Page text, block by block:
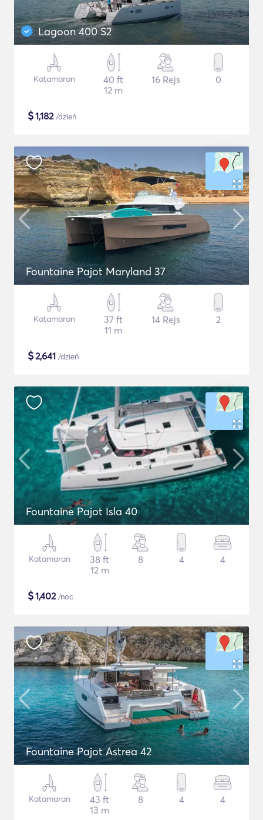
Lagoon 400 S2
Katamaran
40 ft
12 m
16 Rejs 0
$1,182/dzień
Fountaine Pajot Maryland 37
Katamaran
37 ft
11 m
14 Rejs 2
$2,641 /dzień
Fountaine Pajot Isla 40
Katamaran
38 ft
12 m
8 4 4
$1,402/noc
Fountaine Pajot Astrea 42
Katamaran
43 ft
13 m
8 4 4